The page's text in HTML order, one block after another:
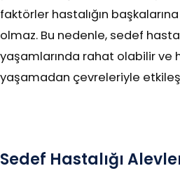
faktörler hastalığın
olmaz. Bu nedenle, sedef
yaşamlarında rahat olabilir ve
yaşamadan çevreleriyle
Sedef Hastalığı